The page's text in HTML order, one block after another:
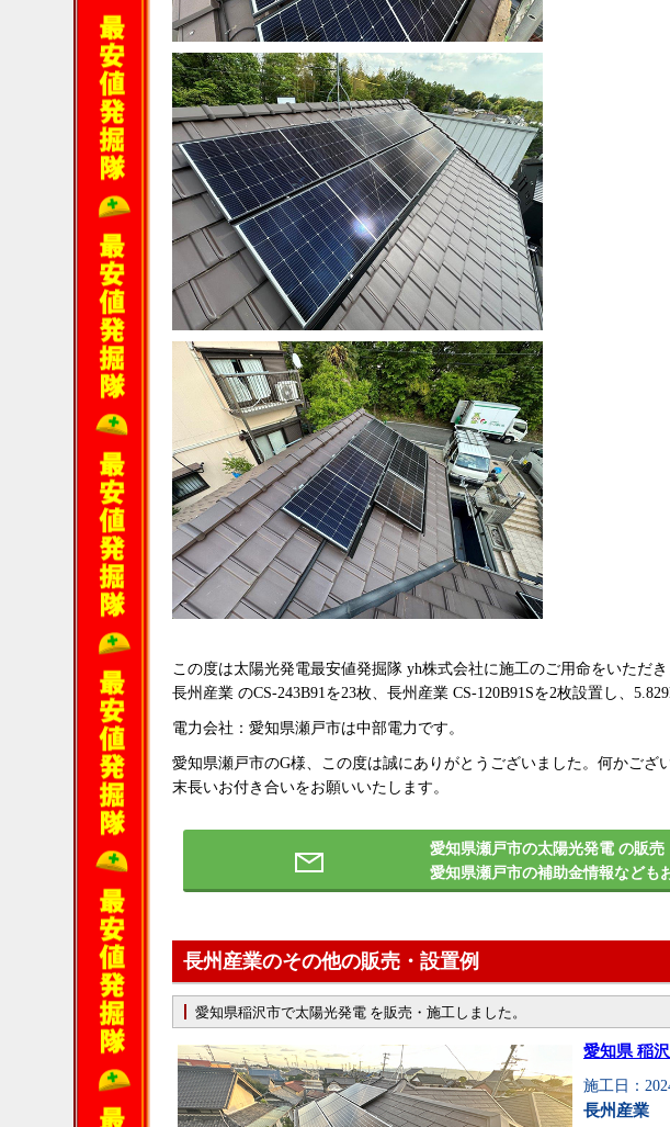
この度は太陽光発電最安値発掘隊 yh株式会社に施工のご用命をいただ
長州産業 のCS-243B91を23枚、長州産業 CS-120B91Sを2枚設置し、
電力会社：愛知県瀬戸市は中部電力です。
愛知県瀬戸市のG様、この度は誠にありがとうございました。何かござ
末長いお付き合いをお願いいたします。
愛知県瀬戸市の太陽光発電 の販売
愛知県瀬戸市の補助金情報なども
長州産業のその他の販売・設置例
愛知県稲沢市で太陽光発電 を販売・施工しました。
愛知県 稲
施工日：
長州産業